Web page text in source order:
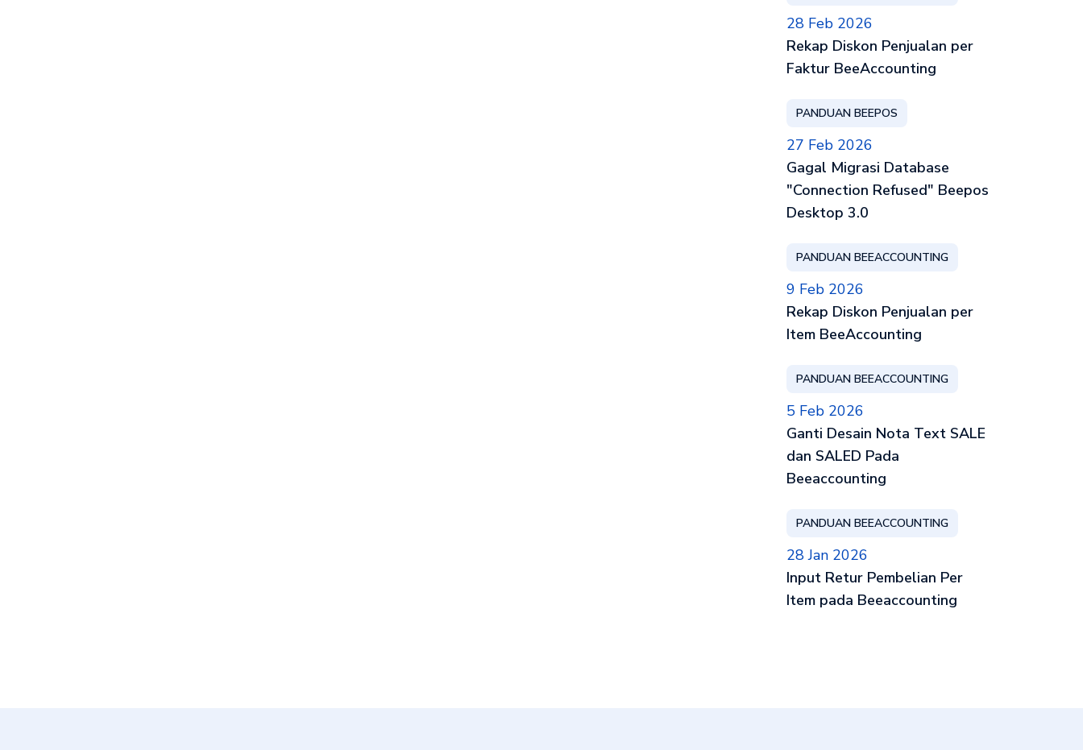
28 Feb 2026
Rekap Diskon Penjualan per
Faktur BeeAccounting
PANDUAN BEEPOS
27 Feb 2026
Gagal Migrasi Database
"Connection Refused" Beepos
Desktop 3.0
PANDUAN BEEACCOUNTING
9 Feb 2026
Rekap Diskon Penjualan per
Item BeeAccounting
PANDUAN BEEACCOUNTING
5 Feb 2026
Ganti Desain Nota Text SALE
dan SALED Pada
Beeaccounting
PANDUAN BEEACCOUNTING
28 Jan 2026
Input Retur Pembelian Per
Item pada Beeaccounting